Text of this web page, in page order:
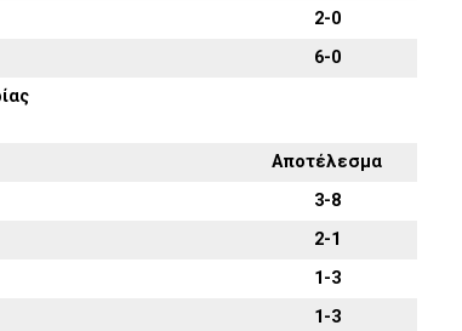
2-0
6-0
Αποτέλεσμα
3-8
2-1
1-3
1-3